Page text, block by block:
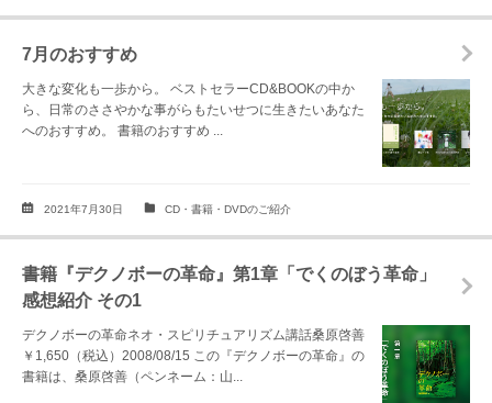
7月のおすすめ
大きな変化も一歩から。 ベストセラーCD&BOOKの中か
ら、日常のささやかな事がらもたいせつに生きたいあなた
へのおすすめ。 書籍のおすすめ ...
2021年7月30日 CD・書籍・DVDのご紹介
書籍『デクノボーの革命』第1章「でくのぼう革命」
感想紹介 その1
デクノボーの革命ネオ・スピリチュアリズム講話桑原啓善
￥1,650（税込）2008/08/15 この『デクノボーの革命』の
書籍は、桑原啓善（ペンネーム：山...